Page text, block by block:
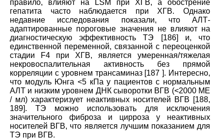
правило, влияют на LSM при ХГВ, а обострение
гепатита часто наблюдается при ХГВ. Однако
недавние исследования показали, что АЛТ-
адаптированные пороговые значения не влияют на
диагностическую эффективность ТЭ [186] и, что
единственной переменной, связанной с переоценкой
стадии F4 при ХГВ, является умеренная/тяжелая
некровоспалительная активность без прямой
корреляции с уровнем трансаминаз [187 ]. Интересно,
что модуль Юнга <5 кПа у пациентов с нормальным
АЛТ и низким уровнем ДНК сыворотки ВГВ (<2000 МЕ
/ мл) характеризует неактивных носителей ВГВ [188,
189]. TЭ можно использовать для исключения
значительного фиброза и цирроза у неактивных
носителей ВГВ, что является лучшим показанием для
ТЭ при ВГВ.